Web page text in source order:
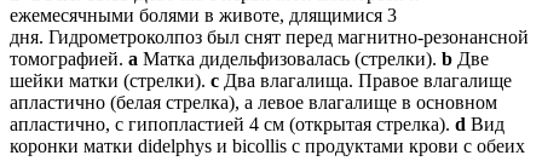
ежемесячными болями в животе, длящимися 3
дня. Гидрометроколпоз был снят перед магнитно-резонансной
томографией. а Матка дидельфизовалась (стрелки). b Две
шейки матки (стрелки). c Два влагалища. Правое влагалище
апластично (белая стрелка), а левое влагалище в основном
апластично, с гипопластией 4 см (открытая стрелка). d Вид
коронки матки didelphys и bicollis с продуктами крови с обеих